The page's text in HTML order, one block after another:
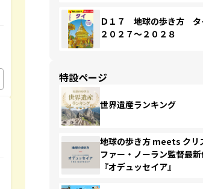
Ｄ１７ 地球の歩き方
２０２７～２０２８
特設ページ
世界遺産ランキング
地球の歩き方 meets クリ
ファー・ノーラン監督最
『オデュッセイア』